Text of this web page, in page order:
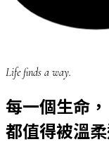
Life finds a way.
每一個生命，
都值得被溫